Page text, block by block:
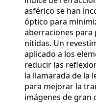
asférico se han
óptico para
aberraciones para
nítidas. Un
aplicado a los
reducir las
la llamarada de la
para mejorar la
imágenes de gran